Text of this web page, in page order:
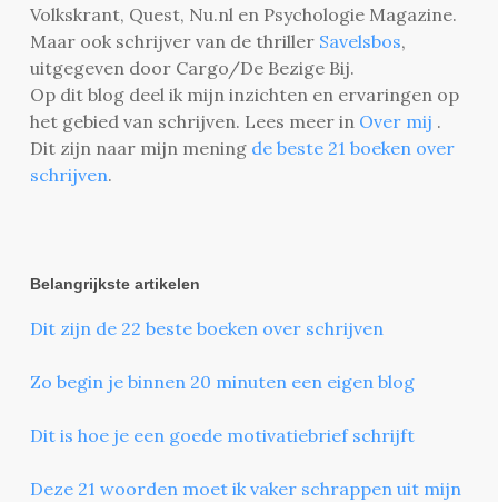
Volkskrant, Quest, Nu.nl en Psychologie Magazine.
Maar ook schrijver van de thriller Savelsbos,
uitgegeven door Cargo/De Bezige Bij.
Op dit blog deel ik mijn inzichten en ervaringen op
het gebied van schrijven. Lees meer in Over mij .
Dit zijn naar mijn mening de beste 21 boeken over
schrijven.
Belangrijkste artikelen
Dit zijn de 22 beste boeken over schrijven
Zo begin je binnen 20 minuten een eigen blog
Dit is hoe je een goede motivatiebrief schrijft
Deze 21 woorden moet ik vaker schrappen uit mijn